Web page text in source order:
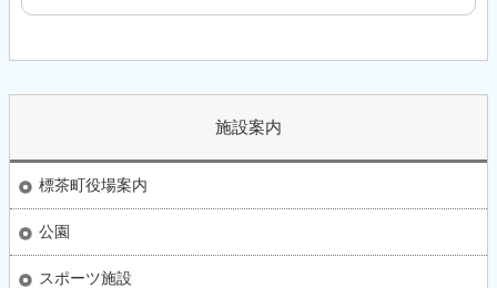
施設案内
標茶町役場案内
公園
スポーツ施設